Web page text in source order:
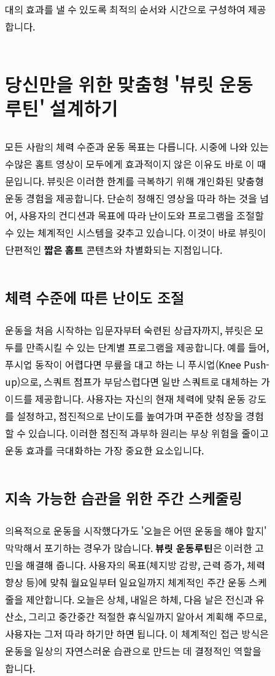
대의 효과를 낼 수 있도록 최적의 순서와 시간으로 구성하여 제공
합니다.
당신만을 위한 맞춤형 '뷰릿 운동
루틴' 설계하기
모든 사람의 체력 수준과 운동 목표는 다릅니다. 시중에 나와 있는
수많은 홈트 영상이 모두에게 효과적이지 않은 이유도 바로 이 때
문입니다. 뷰릿은 이러한 한계를 극복하기 위해 개인화된 맞춤형
운동 경험을 제공합니다. 단순히 정해진 영상을 따라 하는 것을 넘
어, 사용자의 컨디션과 목표에 따라 난이도와 프로그램을 조절할
수 있는 체계적인 시스템을 갖추고 있습니다. 이것이 바로 뷰릿이
단편적인 짧은 홈트 콘텐츠와 차별화되는 지점입니다.
체력 수준에 따른 난이도 조절
운동을 처음 시작하는 입문자부터 숙련된 상급자까지, 뷰릿은 모
두를 만족시킬 수 있는 단계별 프로그램을 제공합니다. 예를 들어,
푸시업 동작이 어렵다면 무릎을 대고 하는 니 푸시업(Knee Push-
up)으로, 스쿼트 점프가 부담스럽다면 일반 스쿼트로 대체하는 가
이드를 제공합니다. 사용자는 자신의 현재 체력에 맞춰 운동 강도
를 설정하고, 점진적으로 난이도를 높여가며 꾸준한 성장을 경험
할 수 있습니다. 이러한 점진적 과부하 원리는 부상 위험을 줄이고
운동 효과를 극대화하는 가장 중요한 요소입니다.
지속 가능한 습관을 위한 주간 스케줄링
의욕적으로 운동을 시작했다가도 '오늘은 어떤 운동을 해야 할지'
막막해서 포기하는 경우가 많습니다.뷰릿 운동루틴은 이러한 고
민을 해결해 줍니다. 사용자의 목표(체지방 감량, 근력 증가, 체력
향상 등)에 맞춰 월요일부터 일요일까지 체계적인 주간 운동 스케
줄을 제안합니다. 오늘은 상체, 내일은 하체, 다음 날은 전신과 유
산소, 그리고 중간중간 적절한 휴식일까지 알아서 계획해 주므로,
사용자는 그저 따라 하기만 하면 됩니다. 이 체계적인 접근 방식은
운동을 일상의 자연스러운 습관으로 만드는 데 결정적인 역할을
합니다.